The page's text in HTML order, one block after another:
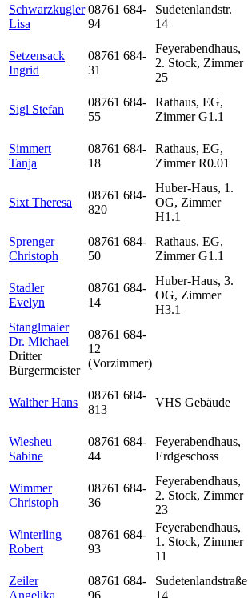
Schwarzkugler
Lisa
08761 684-
94
Sudetenlandstr.
14
Setzensack
Ingrid
08761 684-
31
Feyerabendhaus,
2. Stock, Zimmer
25
Sigl Stefan
08761 684-
55
Rathaus, EG,
Zimmer G1.1
Simmert
Tanja
08761 684-
18
Rathaus, EG,
Zimmer R0.01
Sixt Theresa
08761 684-
820
Huber-Haus, 1.
OG, Zimmer
H1.1
Sprenger
Christoph
08761 684-
50
Rathaus, EG,
Zimmer G1.1
Stadler
Evelyn
08761 684-
14
Huber-Haus, 3.
OG, Zimmer
H3.1
Stanglmaier
Dr. Michael
Dritter
Bürgermeister
08761 684-
12
(Vorzimmer)
Walther Hans
08761 684-
813
VHS Gebäude
Wiesheu
Sabine
08761 684-
44
Feyerabendhaus,
Erdgeschoss
Wimmer
Christoph
08761 684-
36
Feyerabendhaus,
2. Stock, Zimmer
23
Winterling
Robert
08761 684-
93
Feyerabendhaus,
1. Stock, Zimmer
11
Zeiler
Angelika
08761 684-
96
Sudetenlandstraße
14